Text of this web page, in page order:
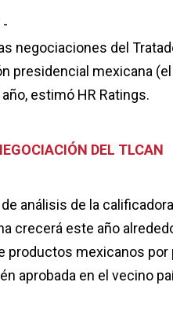
negociaciones del
presidencial mexicana
estimó HR Ratings.
DEL TLCAN
análisis de la
crecerá este año
productos mexicanos
aprobada en el vecino